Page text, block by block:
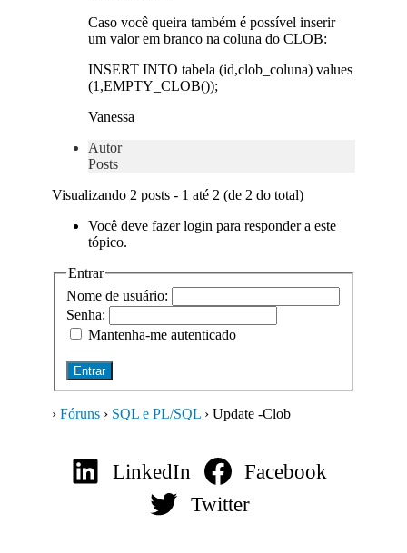
Caso você queira também é possível inserir
um valor em branco na coluna do CLOB:
INSERT INTO tabela (id,clob_coluna) values
(1,EMPTY_CLOB());
Vanessa
Autor
Posts
Visualizando 2 posts - 1 até 2 (de 2 do total)
Você deve fazer login para responder a este
tópico.
Entrar
Nome de usuário:
Senha:
Mantenha-me autenticado
Entrar
› Fóruns › SQL e PL/SQL › Update -Clob
LinkedIn
Facebook
Twitter